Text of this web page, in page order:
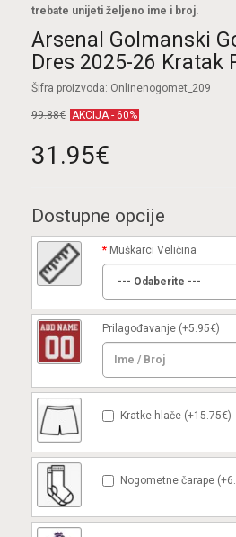
trebate unijeti željeno ime i broj.
Arsenal Golmanski
Dres 2025-26 Kratak
Šifra proizvoda: Onlinenogomet_209
99.88€ AKCIJA - 60%
31.95€
Dostupne opcije
Muškarci Veličina
Prilagođavanje (+5.95€)
Kratke hlače (+15.75€)
Nogometne čarape